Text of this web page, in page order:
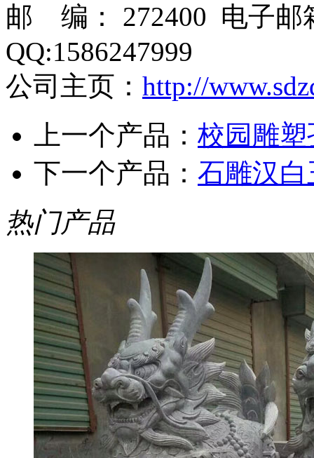
邮 编： 272400 电子邮
QQ:1586247999
公司主页： http://
上一个产品： 校园雕
下一个产品： 石雕汉
热门产品